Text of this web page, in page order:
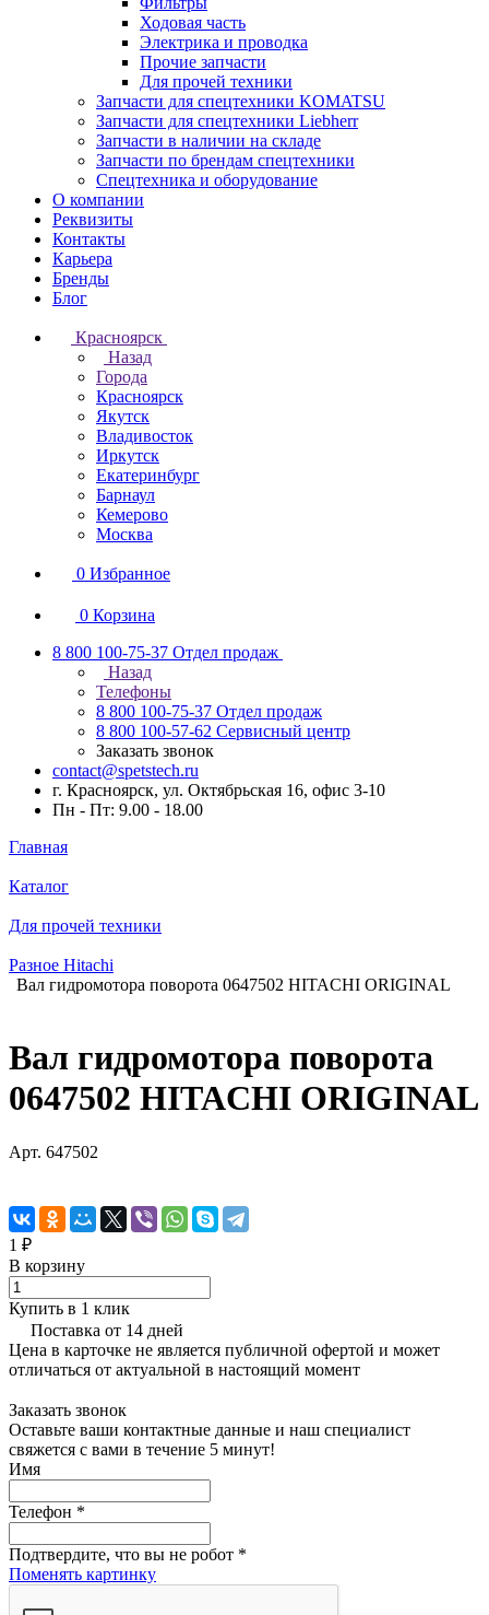
Ходовая часть
Электрика и проводка
Прочие запчасти
Для прочей техники
Запчасти для спецтехники KOMATSU
Запчасти для спецтехники Liebherr
Запчасти в наличии на складе
Запчасти по брендам спецтехники
Спецтехника и оборудование
О компании
Реквизиты
Контакты
Карьера
Бренды
Блог
Красноярск
Назад
Города
Красноярск
Якутск
Владивосток
Иркутск
Екатеринбург
Барнаул
Кемерово
Москва
0 Избранное
0 Корзина
8 800 100-75-37 Отдел продаж
Назад
Телефоны
8 800 100-75-37 Отдел продаж
8 800 100-57-62 Сервисный центр
Заказать звонок
contact@spetstech.ru
г. Красноярск, ул. Октябрьская 16, офис 3-10
Пн - Пт: 9.00 - 18.00
Главная
Каталог
Для прочей техники
Разное Hitachi
Вал гидромотора поворота 0647502 HITACHI ORIGINAL
Вал гидромотора поворота
0647502 HITACHI ORIGINAL
Арт. 647502
1 ₽
В корзину
Купить в 1 клик
Поставка от 14 дней
Цена в карточке не является публичной офертой и может
отличаться от актуальной в настоящий момент
Заказать звонок
Оставьте ваши контактные данные и наш специалист
свяжется с вами в течение 5 минут!
Имя
Телефон *
Подтвердите, что вы не робот *
Поменять картинку